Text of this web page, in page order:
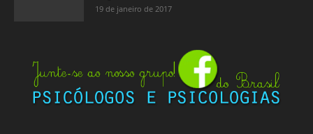
19 de janeiro de 2017